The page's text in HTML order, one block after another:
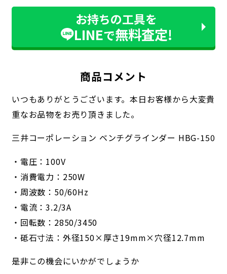
お持ちの工具を
LINEで無料査定!
商品コメント
いつもありがとうございます。本日お客様から大変貴
重なお品物をお売り頂きました。
三井コーポレーション ベンチグラインダー HBG-150
・電圧：100V
・消費電力：250W
・周波数：50/60Hz
・電流：3.2/3A
・回転数：2850/3450
・砥石寸法：外径150×厚さ19mm×穴径12.7mm
是非この機会にいかがでしょうか